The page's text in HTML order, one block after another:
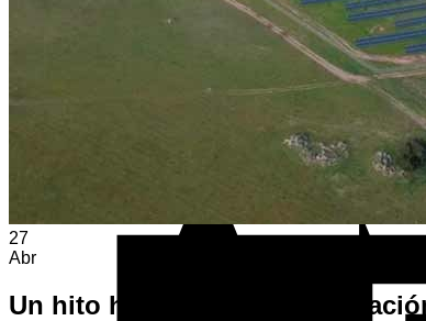
27
Abr
Un hito histórico en la